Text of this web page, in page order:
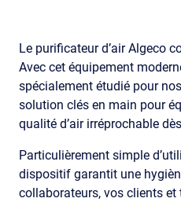
Le purificateur d’air Algeco
Avec cet équipement
spécialement étudié pour
solution clés en main pour
qualité d’air irréprochable
Particulièrement simple
dispositif garantit une
collaborateurs, vos clients